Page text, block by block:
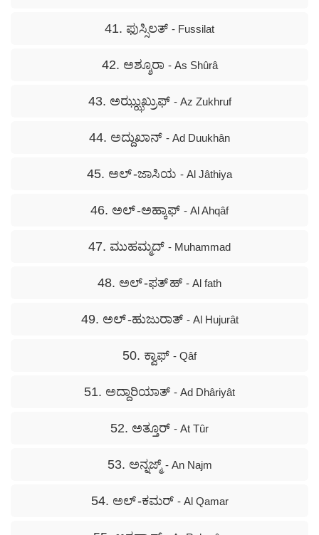
41. ಫುಸ್ಸಿಲತ್ - Fussilat
42. ಅಶ್ಶೂರಾ - As Shûrâ
43. ಅಝ್ಝುಖ್ರುಫ್ - Az Zukhruf
44. ಅದ್ದುಖಾನ್ - Ad Duukhân
45. ಅಲ್ -ಜಾಸಿಯ - Al Jâthiya
46. ಅಲ್ -ಅಹ್ಕಾಫ್ - Al Ahqâf
47. ಮುಹಮ್ಮದ್ - Muhammad
48. ಅಲ್ -ಫತ್ ಹ್ - Al fath
49. ಅಲ್ -ಹುಜುರಾತ್ - Al Hujurât
50. ಕ್ವಾಫ್ - Qâf
51. ಅದ್ದಾರಿಯಾತ್ - Ad Dhâriyât
52. ಅತ್ತೂರ್ - At Tûr
53. ಅನ್ನಜ್ಮ್ - An Najm
54. ಅಲ್ -ಕಮರ್ - Al Qamar